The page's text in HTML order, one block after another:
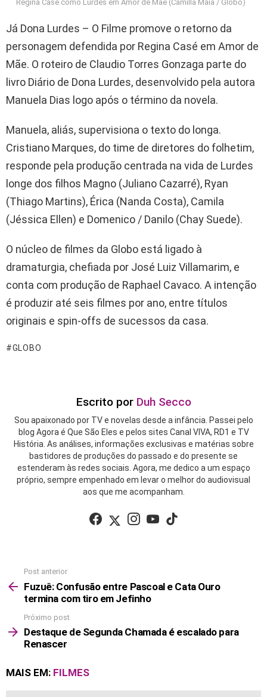
Regina Casé como Lurdes em Amor de Mãe (Camilla Maia / Globo)
Já Dona Lurdes – O Filme promove o retorno da
personagem defendida por Regina Casé em Amor de
Mãe. O roteiro de Claudio Torres Gonzaga parte do
livro Diário de Dona Lurdes, desenvolvido pela autora
Manuela Dias logo após o término da novela.
Manuela, aliás, supervisiona o texto do longa.
Cristiano Marques, do time de diretores do folhetim,
responde pela produção centrada na vida de Lurdes
longe dos filhos Magno (Juliano Cazarré), Ryan
(Thiago Martins), Érica (Nanda Costa), Camila
(Jéssica Ellen) e Domenico / Danilo (Chay Suede).
O núcleo de filmes da Globo está ligado à
dramaturgia, chefiada por José Luiz Villamarim, e
conta com produção de Raphael Cavaco. A intenção
é produzir até seis filmes por ano, entre títulos
originais e spin-offs de sucessos da casa.
GLOBO
Escrito por Duh Secco
Sou apaixonado por TV e novelas desde a infância. Passei pelo
blog Agora é Que São Eles e pelos sites Canal VIVA, RD1 e TV
História. As análises, informações exclusivas e matérias sobre
bastidores de produções do passado e do presente se
estenderam às redes sociais. Agora, me dedico a um espaço
próprio, sempre empenhado em levar o melhor do audiovisual
aos que me acompanham.
facebooktwitterinstagramyoutube
more
Post anterior
Fuzuê: Confusão entre Pascoal e Cata Ouro
termina com tiro em Jefinho
Próximo post
Destaque de Segunda Chamada é escalado para
Renascer
MAIS EM: FILMES